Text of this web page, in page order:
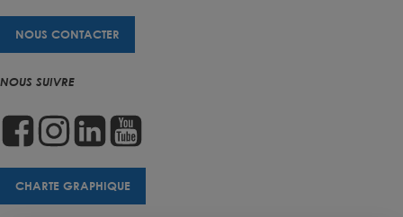
NOUS CONTACTER
NOUS SUIVRE
CHARTE GRAPHIQUE